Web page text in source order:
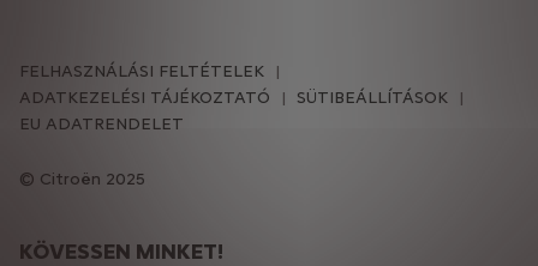
KÖVESSEN MINKET!
Citroën 2025
FELHASZNÁLÁSI FELTÉTELEK
ADATKEZELÉSI TÁJÉKOZTATÓ
SÜTIBEÁLLÍTÁSOK
EU ADATRENDELET